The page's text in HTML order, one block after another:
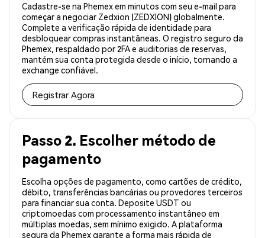
Cadastre-se na Phemex em minutos com seu e-mail para
começar a negociar Zedxion (ZEDXION) globalmente.
Complete a verificação rápida de identidade para
desbloquear compras instantâneas. O registro seguro da
Phemex, respaldado por 2FA e auditorias de reservas,
mantém sua conta protegida desde o início, tornando a
exchange confiável.
Registrar Agora
Passo 2. Escolher método de
pagamento
Escolha opções de pagamento, como cartões de crédito,
débito, transferências bancárias ou provedores terceiros
para financiar sua conta. Deposite USDT ou
criptomoedas com processamento instantâneo em
múltiplas moedas, sem mínimo exigido. A plataforma
segura da Phemex garante a forma mais rápida de